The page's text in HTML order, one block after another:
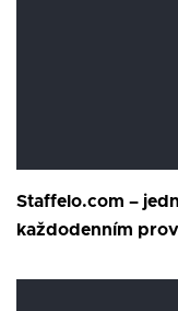
Staffelo.com –
každodenním